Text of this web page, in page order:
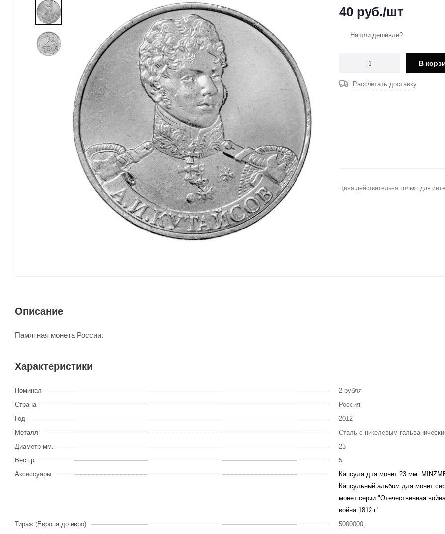
40 руб./шт
Нашли дешевле?
В
Рассчитать доставку
Цена действительна только для
Описание
Памятная монета России.
Характеристики
Номинал
2 рубля
Страна
Россия
Год
2012
Металл
Сталь с никелевым
Диаметр мм.
23
Вес гр.
5
Аксессуары
Капсула для монет 23 мм.
Капсульный альбом для монет
монет серии "Отечественная
война 1812 г."
Тираж (Европа до евро)
5000000